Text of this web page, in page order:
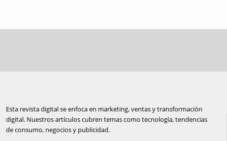
Esta revista digital se enfoca en marketing, ventas y transformación
digital. Nuestros artículos cubren temas como tecnología, tendencias
de consumo, negocios y publicidad.